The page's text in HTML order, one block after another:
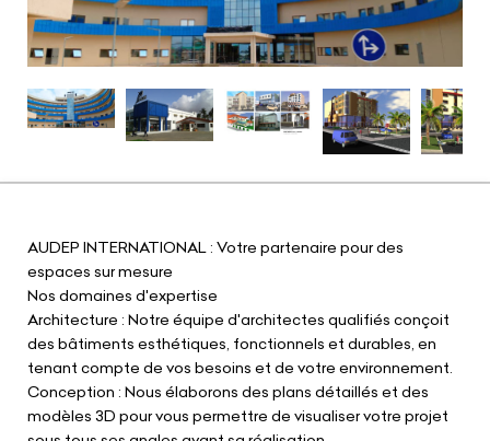
AUDEP INTERNATIONAL : Votre partenaire pour des
espaces sur mesure
Nos domaines d'expertise
Architecture : Notre équipe d'architectes qualifiés conçoit
des bâtiments esthétiques, fonctionnels et durables, en
tenant compte de vos besoins et de votre environnement.
Conception : Nous élaborons des plans détaillés et des
modèles 3D pour vous permettre de visualiser votre projet